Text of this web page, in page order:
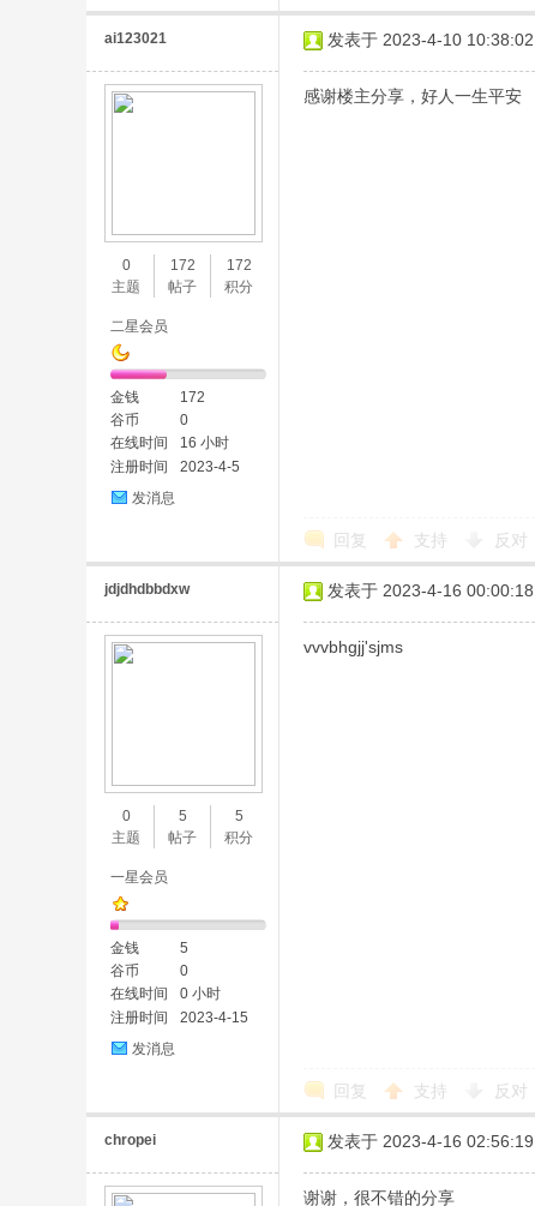
ai123021
0
主题
172
帖子
172
积分
二星会员
金钱
172
谷币
0
在线时间
16 小时
注册时间
2023-4-5
发消息
发表于 2023-4-10 10:38:02
感谢楼主分享，好人一生平安
回复 支持 反对
jdjdhdbbdxw
0
主题
5
帖子
5
积分
一星会员
金钱
5
谷币
0
在线时间
0 小时
注册时间
2023-4-15
发消息
发表于 2023-4-16 00:00:18
vvvbhgjj'sjms
回复 支持 反对
chropei 发表于 2023-4-16 02:56:19
谢谢，很不错的分享